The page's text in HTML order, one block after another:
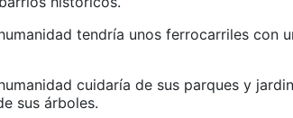
tendría unos ferrocarriles con
cuidaría de sus parques y
sus árboles.